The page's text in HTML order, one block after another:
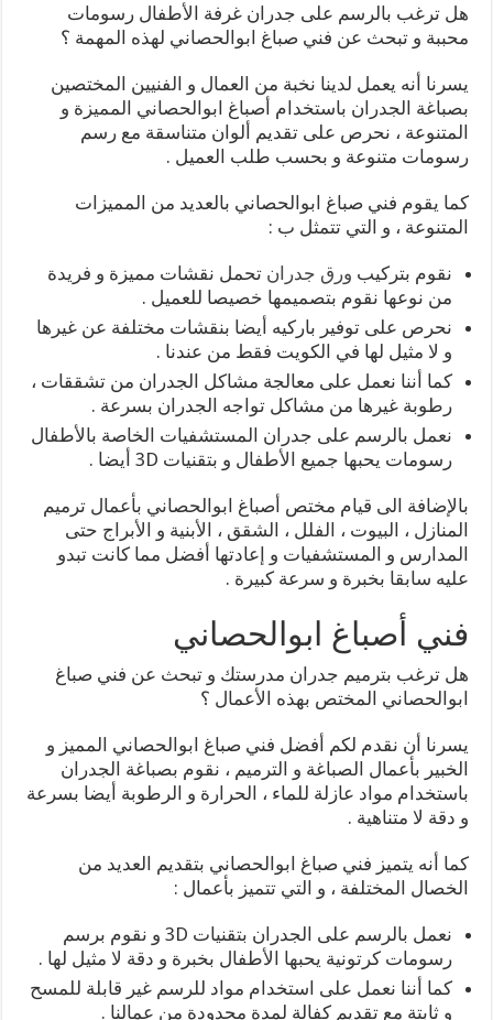
هل ترغب بالرسم على جدران غرفة الأطفال رسومات
محببة و تبحث عن فني صباغ ابوالحصاني لهذه المهمة ؟
يسرنا أنه يعمل لدينا نخبة من العمال و الفنيين المختصين
بصباغة الجدران باستخدام أصباغ ابوالحصاني المميزة و
المتنوعة ، نحرص على تقديم ألوان متناسقة مع رسم
رسومات متنوعة و بحسب طلب العميل .
كما يقوم فني صباغ ابوالحصاني بالعديد من المميزات
المتنوعة ، و التي تتمثل ب :
نقوم بتركيب ورق جدران تحمل نقشات مميزة و فريدة
من نوعها نقوم بتصميمها خصيصا للعميل .
نحرص على توفير باركيه أيضا بنقشات مختلفة عن غيرها
و لا مثيل لها في الكويت فقط من عندنا .
كما أننا نعمل على معالجة مشاكل الجدران من تشققات ،
رطوبة غيرها من مشاكل تواجه الجدران بسرعة .
نعمل بالرسم على جدران المستشفيات الخاصة بالأطفال
رسومات يحبها جميع الأطفال و بتقنيات 3D أيضا .
بالإضافة الى قيام مختص أصباغ ابوالحصاني بأعمال ترميم
المنازل ، البيوت ، الفلل ، الشقق ، الأبنية و الأبراج حتى
المدارس و المستشفيات و إعادتها أفضل مما كانت تبدو
عليه سابقا بخبرة و سرعة كبيرة .
فني أصباغ ابوالحصاني
هل ترغب بترميم جدران مدرستك و تبحث عن فني صباغ
ابوالحصاني المختص بهذه الأعمال ؟
يسرنا أن نقدم لكم أفضل فني صباغ ابوالحصاني المميز و
الخبير بأعمال الصباغة و الترميم ، نقوم بصباغة الجدران
باستخدام مواد عازلة للماء ، الحرارة و الرطوبة أيضا بسرعة
و دقة لا متناهية .
كما أنه يتميز فني صباغ ابوالحصاني بتقديم العديد من
الخصال المختلفة ، و التي تتميز بأعمال :
نعمل بالرسم على الجدران بتقنيات 3D و نقوم برسم
رسومات كرتونية يحبها الأطفال بخبرة و دقة لا مثيل لها .
كما أننا نعمل على استخدام مواد للرسم غير قابلة للمسح
و ثابتة مع تقديم كفالة لمدة محدودة من عمالنا .